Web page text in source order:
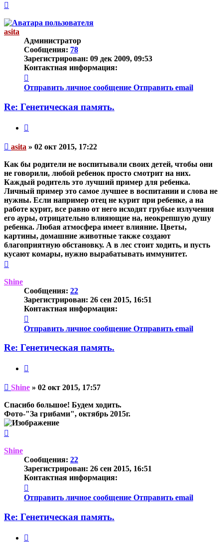
началу
asita
Администратор
Сообщения: 78
Зарегистрирован: 09 дек 2009, 09:53
Контактная информация:
информация
пользователя
Отправить личное сообщение Отправить email
Re: Генетическая память.
Непрочитанное
asita » 02 окт 2015, 17:22
Как бы родители не воспитывали своих детей, чтобы они
не говорили, любой ребенок просто смотрит на них.
Каждый родитель это лучший пример для ребенка.
Личный пример это самое лучшее в воспитании и слова не
нужны. Если например отец не курит при ребенке, а на
работе курит, все равно от него исходят грубые излучения
его ауры, отрицательно влияющие на, неокрепшую душу
ребенка. Любая атмосфера имеет влияние. Цветы,
картины, домашние животные также создают
благоприятную обстановку. А в лес стоит ходить, и пусть
кусают комары, нужно вырабатывать иммунитет.
началу
Shine
Сообщения: 22
Зарегистрирован: 26 сен 2015, 16:51
Контактная информация:
информация
пользователя
Отправить личное сообщение Отправить email
Re: Генетическая память.
Непрочитанное
Shine » 02 окт 2015, 17:57
Спасибо большое! Будем ходить.
Фото-"За грибами", октябрь 2015г.
началу
Shine
Сообщения: 22
Зарегистрирован: 26 сен 2015, 16:51
Контактная информация:
информация
пользователя
Отправить личное сообщение Отправить email
Re: Генетическая память.